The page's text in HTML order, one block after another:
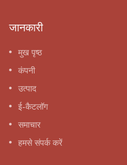
जानकारी
मुख पृष्ठ
कंपनी
उत्पाद
ई-कैटलॉग
समाचार
हमसे संपर्क करें